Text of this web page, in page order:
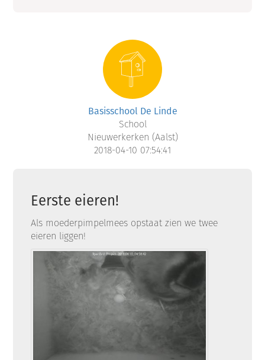
Basisschool De Linde
School
Nieuwerkerken (Aalst)
2018-04-10 07:54:41
Eerste eieren!
Als moederpimpelmees opstaat zien we twee
eieren liggen!